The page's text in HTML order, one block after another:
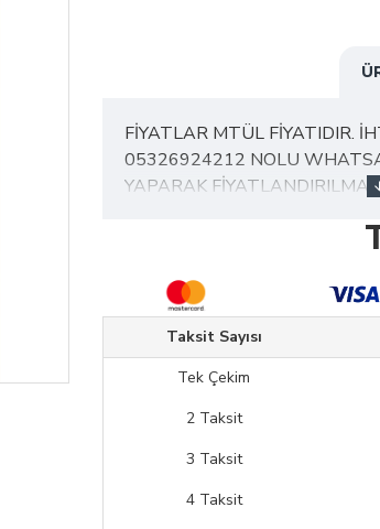
FİYATLAR MTÜL FİYATIDIR.
05326924212 NOLU
YAPARAK
• Renk: Kırık Beyaz Ekru
• Ürün Mdf den İmal edilmiştir.
Teslimat ve Kurulum Bilgileri
• Ürün demontedir evinizde
• 2 yıl garantilidir.
Taksit Sayısı
Tek Çekim
2 Taksit
3 Taksit
4 Taksit